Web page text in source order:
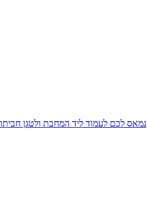
נמאס לכם לעמוד ליד המחבת ולטגן